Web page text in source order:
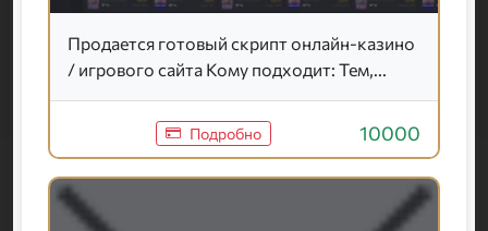
Продается готовый скрипт онлайн-казино
/ игрового сайта Кому подходит: Тем,...
Подробно 10000